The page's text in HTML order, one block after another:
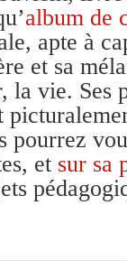
album de
apte à
et sa
la vie. Ses
pourrez
et sur sa